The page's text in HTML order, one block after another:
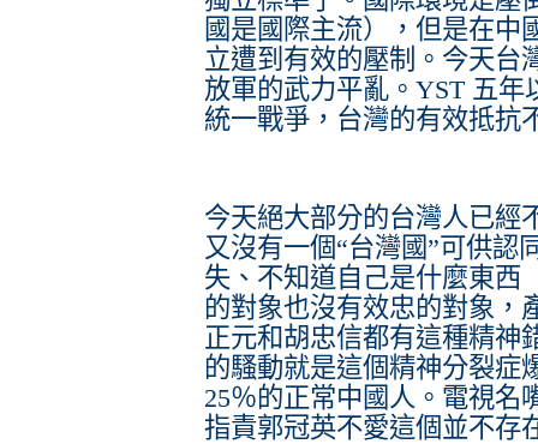
國是國際主流），但是在中
立遭到有效的壓制。今天台
放軍的武力平亂。YST 五
統一戰爭，台灣的有效抵抗
今天絕大部分的台灣人已經
又沒有一個“台灣國”可供認
失、不知道自己是什麼東西
的對象也沒有效忠的對象，
正元和胡忠信都有這種精神
的騷動就是這個精神分裂症
25％的正常中國人。電視名
指責郭冠英不愛這個並不存